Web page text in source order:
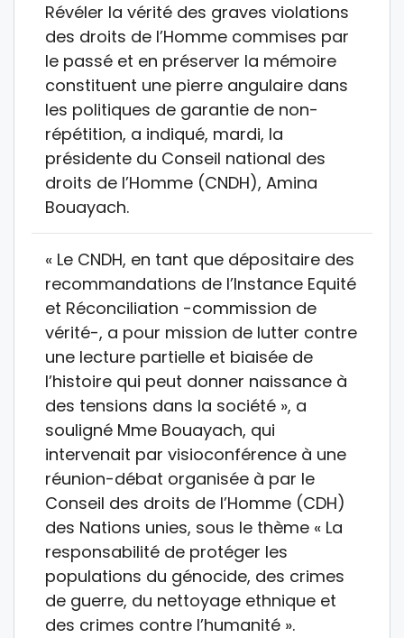
Révéler la vérité des graves violations
des droits de l’Homme commises par
le passé et en préserver la mémoire
constituent une pierre angulaire dans
les politiques de garantie de non-
répétition, a indiqué, mardi, la
présidente du Conseil national des
droits de l’Homme (CNDH), Amina
Bouayach.
« Le CNDH, en tant que dépositaire des
recommandations de l’Instance Equité
et Réconciliation -commission de
vérité-, a pour mission de lutter contre
une lecture partielle et biaisée de
l’histoire qui peut donner naissance à
des tensions dans la société », a
souligné Mme Bouayach, qui
intervenait par visioconférence à une
réunion-débat organisée à par le
Conseil des droits de l’Homme (CDH)
des Nations unies, sous le thème « La
responsabilité de protéger les
populations du génocide, des crimes
de guerre, du nettoyage ethnique et
des crimes contre l’humanité ».